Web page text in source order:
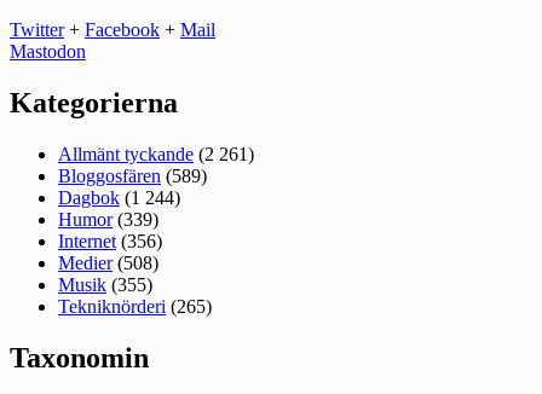
Twitter+ Facebook + Mail
Mastodon
Kategorierna
Allmänt tyckande (2 261)
Bloggosfären (589)
Dagbok (1 244)
Humor(339)
Internet (356)
Medier(508)
Musik (355)
Tekniknörderi (265)
Taxonomin